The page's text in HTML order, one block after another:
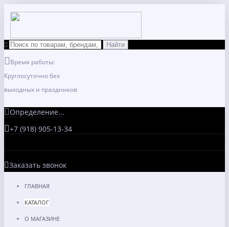
Время работы:
Круглосуточно без
выходных и праздников
Определение...
+7 (918) 905-13-34
Заказать звонок
ГЛАВНАЯ
КАТАЛОГ
О МАГАЗИНЕ